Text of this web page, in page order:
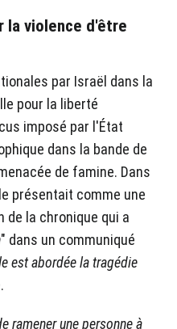
la violence d'être
par Israël dans la
pour la liberté
imposé par l'État
dans la bande de
de famine. Dans
présentait comme une
la chronique qui a
" dans un communiqué
est abordée la tragédie
ramener une personne à